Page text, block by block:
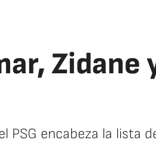
Zidane
PSG encabeza la lista